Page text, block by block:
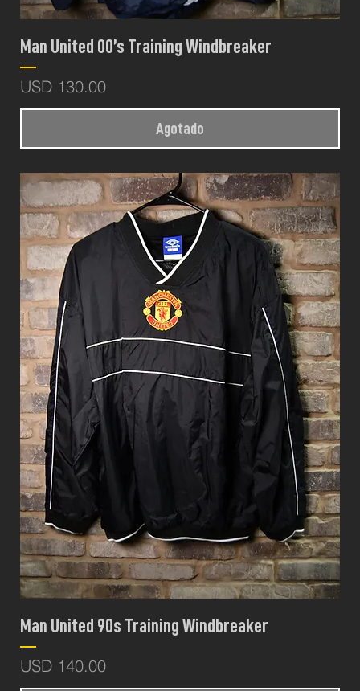
Man United 00’s Training Windbreaker
Precio
USD 130.00
Agotado
Man United 90s Training Windbreaker
Precio
USD 140.00